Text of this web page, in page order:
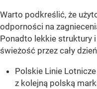
Warto podkreślić, że
odporności na
Ponadto lekkie struktury
świeżość przez cały
Polskie Linie
z kolejną polską